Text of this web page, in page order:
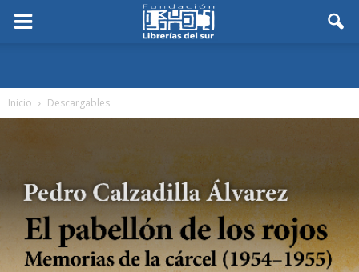
Inicio Descargables